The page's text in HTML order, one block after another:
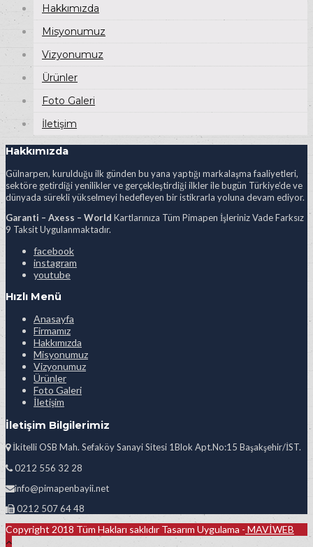
Hakkımızda
Misyonumuz
Vizyonumuz
Ürünler
Foto Galeri
İletişim
Hakkımızda
Gülnarpen, kurulduğu ilk günden bu yana yaptığı markalaşma faaliyetleri,
sektöre getirdiği yenilikler ve gerçekleştirdiği ilkler ile bugün Türkiye’de ve
dünyada sürekli yükselmeyi hedefleyen bir istikrarla yoluna devam ediyor.
Garanti – Axess – World Kartlarınıza Tüm Pimapen İşleriniz Vade Farksız
9 Taksit Uygulanmaktadır.
facebook
instagram
youtube
Hızlı Menü
Anasayfa
Firmamız
Hakkımızda
Misyonumuz
Vizyonumuz
Ürünler
Foto Galeri
İletişim
İletişim Bilgilerimiz
İkitelli OSB Mah. Sefaköy Sanayi Sitesi 1Blok Apt.No:15 Başakşehir/İST.
0212 556 32 28
info@pimapenbayii.net
0212 507 64 48
Copyright 2018 Tüm Hakları saklıdır Tasarım Uygulama - MAVİWEB